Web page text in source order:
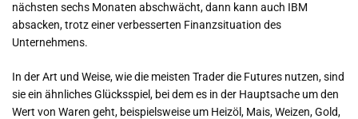
nächsten sechs Monaten abschwächt, dann kann auch IBM
absacken, trotz einer verbesserten Finanzsituation des
Unternehmens.
In der Art und Weise, wie die meisten Trader die Futures nutzen, sind
sie ein ähnliches Glücksspiel, bei dem es in der Hauptsache um den
Wert von Waren geht, beispielsweise um Heizöl, Mais, Weizen, Gold,